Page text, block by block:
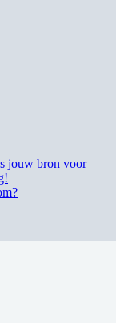
jouw bron voor